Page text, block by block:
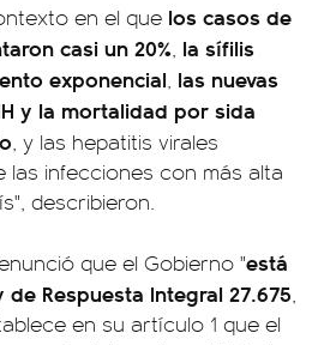
en el que los casos de
casi un 20%, la sífilis
exponencial, las nuevas
y la mortalidad por sida
, y las hepatitis virales
las infecciones con más alta
describieron.
que el Gobierno "está
Respuesta Integral 27.675,
en su artículo 1 que el